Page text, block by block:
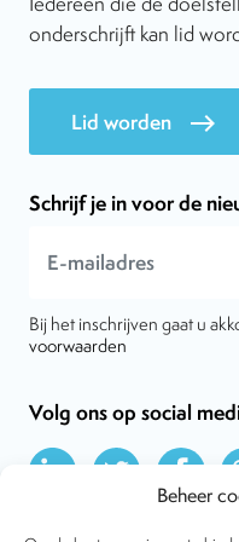
Beheer
onderschrijft kan lid
Lid worden east
Schrijf je in voor de
Bij het inschrijven gaat u
voorwaarden
Volg ons op social